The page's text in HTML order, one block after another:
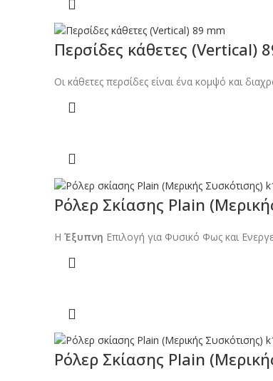
Περσίδες κάθετες (Vertical)
Οι κάθετες περσίδες είναι ένα κομψό και
Ρόλερ Σκίασης Plain
Η Έξυπνη Επιλογή για Φυσικό Φως και
Ρόλερ Σκίασης Plain